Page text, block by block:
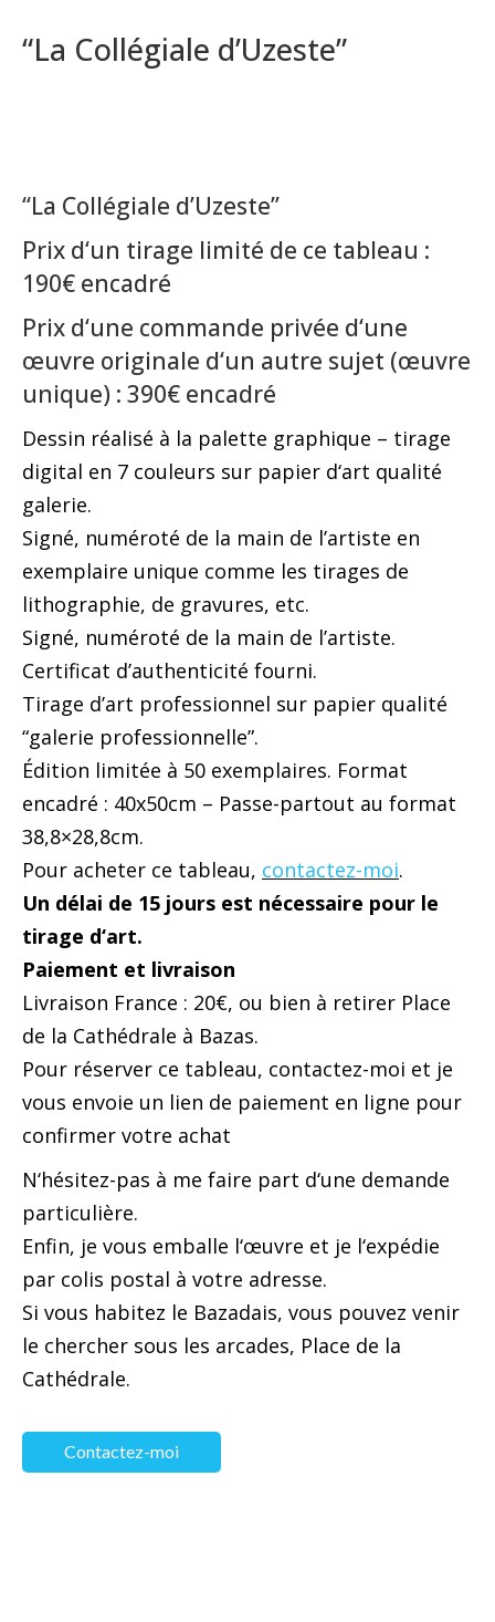
“La Collégiale d’Uzeste”
“La Collégiale d’Uzeste”
Prix d‘un tirage limité de ce tableau :
190€ encadré
Prix d‘une commande privée d‘une
œuvre originale d‘un autre sujet (œuvre
unique) : 390€ encadré
Dessin réalisé à la palette graphique – tirage
digital en 7 couleurs sur papier d‘art qualité
galerie.
Signé, numéroté de la main de l’artiste en
exemplaire unique comme les tirages de
lithographie, de gravures, etc.
Signé, numéroté de la main de l’artiste.
Certificat d’authenticité fourni.
Tirage d’art professionnel sur papier qualité
“galerie professionnelle”.
Édition limitée à 50 exemplaires. Format
encadré : 40x50cm – Passe-partout au format
38,8×28,8cm.
Pour acheter ce tableau, contactez-moi.
Un délai de 15 jours est nécessaire pour le
tirage d‘art.
Paiement et livraison
Livraison France : 20€, ou bien à retirer Place
de la Cathédrale à Bazas.
Pour réserver ce tableau, contactez-moi et je
vous envoie un lien de paiement en ligne pour
confirmer votre achat
N‘hésitez-pas à me faire part d‘une demande
particulière.
Enfin, je vous emballe l‘œuvre et je l‘expédie
par colis postal à votre adresse.
Si vous habitez le Bazadais, vous pouvez venir
le chercher sous les arcades, Place de la
Cathédrale.
Contactez-moi